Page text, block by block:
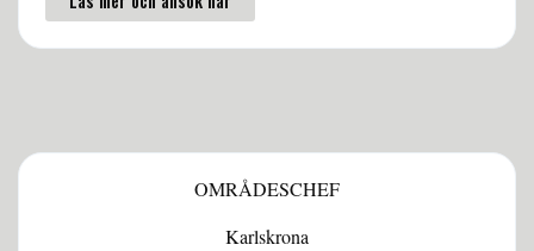
OMRÅDESCHEF
Karlskrona